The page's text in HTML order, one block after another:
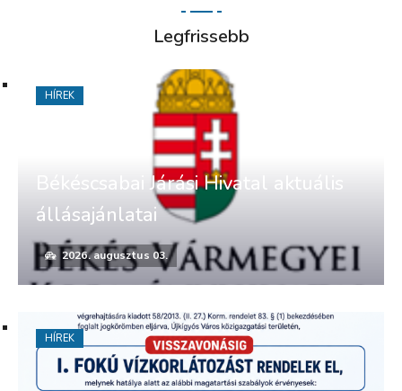
Legfrissebb
Békéscsabai Járási Hivatal aktuális
állásajánlatai
2026. augusztus 03.
HÍREK
HÍREK